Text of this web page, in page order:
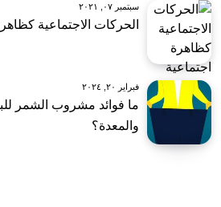
سبتمبر ٠٧, ٢٠٢١
الحركات الاجتماعية
فبراير ٢٠, ٢٠٢٤
ما فوائد مشروب الشمر
والمعدة؟